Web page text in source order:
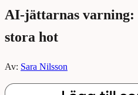
AI-jättarnas varning:
stora hot
Av: Sara Nilsson